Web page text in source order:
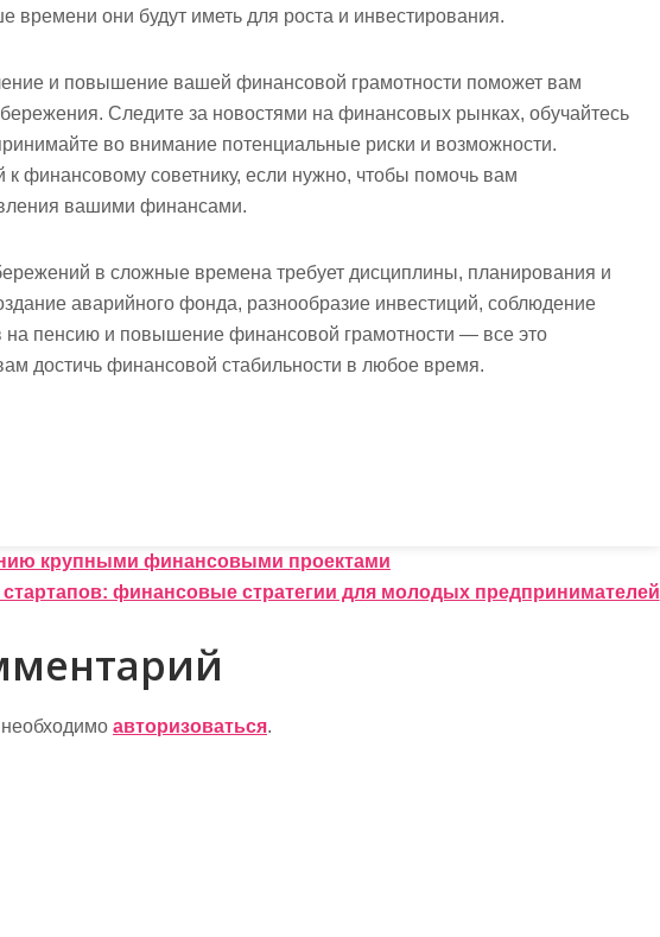
времени они будут иметь для роста и инвестирования.
и повышение вашей финансовой грамотности поможет вам
Следите за новостями на финансовых рынках, обучайтесь
во внимание потенциальные риски и возможности.
к финансовому советнику, если нужно, чтобы помочь вам
вашими финансами.
в сложные времена требует дисциплины, планирования и
аварийного фонда, разнообразие инвестиций, соблюдение
на пенсию и повышение финансовой грамотности — все это
достичь финансовой стабильности в любое время.
крупными финансовыми проектами
стартапов: финансовые стратегии для молодых предпринимателей
авторизоваться.